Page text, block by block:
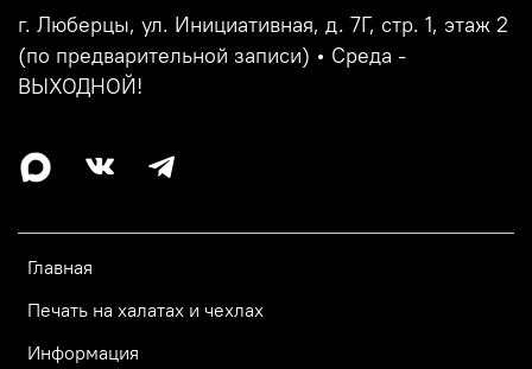
Главная
Печать на халатах и чехлах
Информация
г. Люберцы, ул. Инициативная, д. 7Г, стр. 1, этаж 2
(по предварительной записи) • Среда -
ВЫХОДНОЙ!